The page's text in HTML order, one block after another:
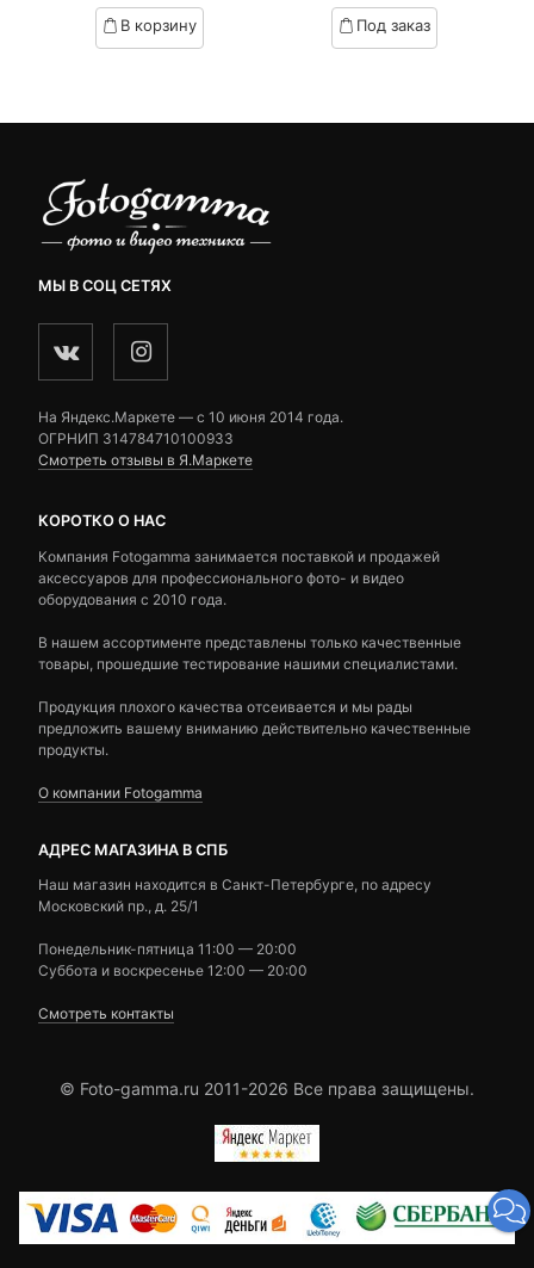
based
onВ корзину
based
onПод заказ
МЫ В СОЦ СЕТЯХ
На Яндекс.Маркете — c 10 июня 2014 года.
ОГРНИП 314784710100933
Смотреть отзывы в Я.Маркете
КОРОТКО О НАС
Компания Fotogamma занимается поставкой и продажей
аксессуаров для профессионального фото- и видео
оборудования с 2010 года.
В нашем ассортименте представлены только качественные
товары, прошедшие тестирование нашими специалистами.
Продукция плохого качества отсеивается и мы рады
предложить вашему вниманию действительно качественные
продукты.
О компании Fotogamma
АДРЕС МАГАЗИНА В СПБ
Наш магазин находится в Санкт-Петербурге, по адресу
Московский пр., д. 25/1
Понедельник-пятница 11:00 — 20:00
Суббота и воскресенье 12:00 — 20:00
Смотреть контакты
© Foto-gamma.ru 2011-2026 Все права защищены.